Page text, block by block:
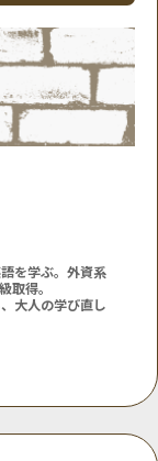
を学ぶ。外資系
取得。
大人の学び直し